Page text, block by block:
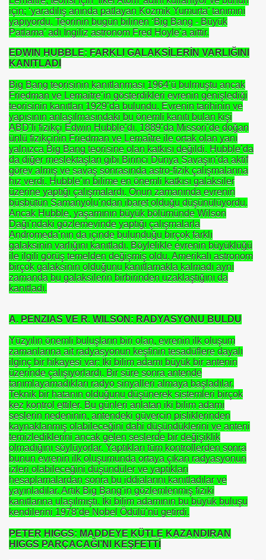
için; ‘yaradılış anında patlayan Kozmik Yumurta’ tanımını
yapıyordu. Teorinin bugün bilinen ‘Big Bang - Büyük
Patlama’ adı İngiliz astronom Fred Hoyle’a aittir.
EDWIN HUBBLE: FARKLI GALAKSİLERİN VARLIĞINI
KANITLADI
Big Bang teorisinin kanıtlanması 1964’ü bulmuştu ancak
Friedman ve Lemaitre’in gösterdikleri evrenin genişlediği
teorisinin kanıtları 1929’da bulundu. Evrenin tarihinin ve
yapısının anlaşılmasındaki bu önemli kanıtı bulan kişi
ABD’li fizikçi Edwin Hubble’dı. 1889’da Missori’de doğan
ünlü fizikçinin Friedman ve Lemaître ile ortak olan yanı
yalnızca Big Bang teorisine olan katkısı değildi. Hubble’da
da diğer meslektaşları gibi Birinci Dünya Savaşın’da aktif
görev almış ve savaş sonrasında astro-fizik çalışmalarına
hız verdi. Hubble’ın bilime en önemli katkısı galaksiler
üzerine yaptığı çalışmalardı. Onun zamanında evrenin
büsbütün Samanyolu’ndan ibaret olduğu düşünülüyordu.
Ancak Hubble, yaşamının büyük bölümünde Wilson
Dağı’ndaki gözlemevinde yaptığı çalışmalarla
Andromeda’nın da içinde bulunduğu birçok farklı
galaksinin varlığını kanıtladı. Böylelikle evrenin büyüklüğü
ile ilgili görüş temelden değişmiş oldu. Amerikalı astronom
birçok galaksinin olduğunu kanıtlamakla kalmadı aynı
zamanda bu galaksilerin birbirinden uzaklaştığını da
kanıtladı.
A. PENZIAS VE R. WILSON: RADYASYONU BULDU
Yüzyılın önemli buluşların biri olan, evrenin ilk oluşum
zamanlarına ait radyasyonun keşfinin tesadüflere dayalı
ilginç bir hikayesi var: İki bilim adamı büyük bir antenin
üzerinde çalışıyorlardı. Bir süre sonra antende
tanımlayamadıkları radyo sinyalleri almaya başladılar.
Teknik bir hatanın olduğunu düşünerek sistemleri birçok
kez kontrol ettiler. Bu günleri anlatan iki bilim adamı
seslerin nedeninin, antendeki güvercin pisliklerinden
kaynaklanmış olabileceğini dahi düşündüklerini ve anteni
temizlediklerini ancak gelen seslerde bir değişiklik
olmadığını söylüyorlar. Yaptıkları tüm kontrollerden sonra
bunun evrenin ilk oluşumunda ortaya çıkan radyasyonun
izleri olabileceğini düşündüler ve yaptıkları
hesaplamalardan sonra bu iddialarını kanıtladılar ve
yayınladılar. Artık Big Bang’in gözlemlenmiş fiziki
kanıtlarına ulaşılmıştı. İki bilim adamının bu büyük buluşu
kendilerini 1978’de Nobel Ödülü’nü getirdi.
PETER HIGGS: MADDEYE KÜTLE KAZANDIRAN
HIGGS PARÇACAĞI’NI KEŞFETTİ
VAKFI
?
ARINÇ
İle
ÇELİK
EROĞLU